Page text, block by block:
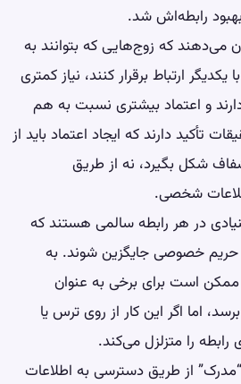
رابطه‌اش شد.
می‌دهند که زوج‌هایی که بتوانند به
ارتباط برقرار کنند، نیاز کمتری
و اعتماد بیشتری نسبت به هم
تأکید دارند که ایجاد اعتماد باید از
شکل بگیرد، نه از طریق
شخصی.
در هر رابطه سالمی هستند که
حریم خصوصی جایگزین شوند. به
ممکن است برای برخی به عنوان
اما اگر این کار از روی ترس یا
رابطه را متزلزل می‌کند.
از طریق دسترسی به اطلاعات